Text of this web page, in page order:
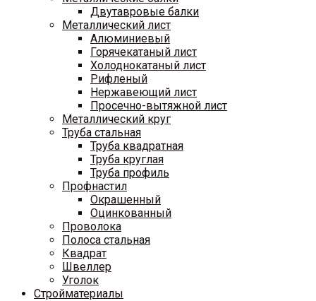
Двутавровые балки
Металлический лист
Алюминиевый
Горячекатаный лист
Холоднокатаный лист
Рифленый
Нержавеющий лист
Просечно-вытяжной лист
Металлический круг
Труба стальная
Труба квадратная
Труба круглая
Труба профиль
Профнастил
Окрашенный
Оцинкованный
Проволока
Полоса стальная
Квадрат
Швеллер
Уголок
Стройматериалы